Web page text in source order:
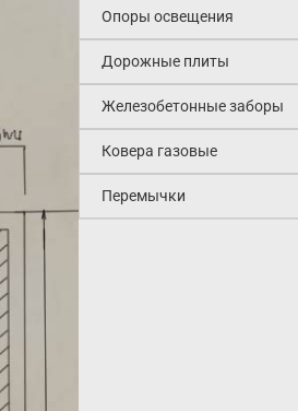
Опоры освещения
Дорожные плиты
Железобетонные заборы
Ковера газовые
Перемычки